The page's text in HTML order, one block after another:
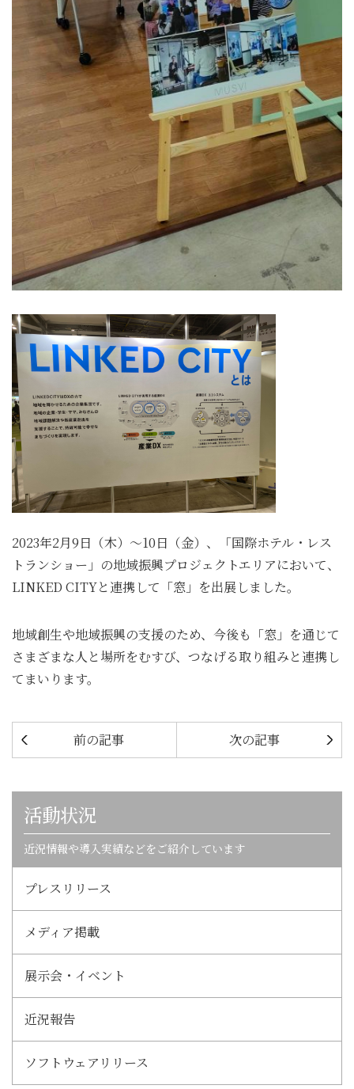
2023年2月9日（木）～10日（金）、「国際ホテル・レス
トランショー」の地域振興プロジェクトエリアにおいて、
LINKED CITYと連携して「窓」を出展しました。
地域創生や地域振興の支援のため、今後も「窓」を通じて
さまざまな人と場所をむすび、つなげる取り組みと連携し
てまいります。
前の記事 次の記事
活動状況
近況情報や導入実績などをご紹介しています
プレスリリース
メディア掲載
展示会・イベント
近況報告
ソフトウェアリリース